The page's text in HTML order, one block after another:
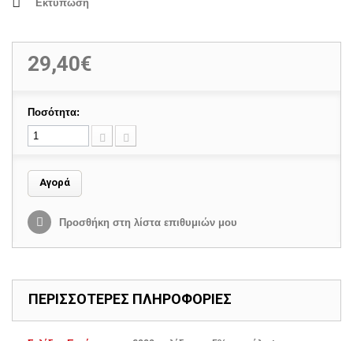
Εκτύπωση
29,40€
Ποσότητα:
Αγορά
Προσθήκη στη λίστα επιθυμιών μου
ΠΕΡΙΣΣΟΤΕΡΕΣ ΠΛΗΡΟΦΟΡΙΕΣ